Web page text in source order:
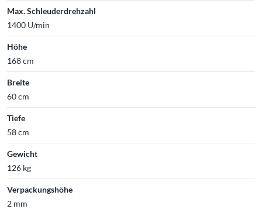
Max. Schleuderdrehzahl
1400 U/min
Höhe
168 cm
Breite
60 cm
Tiefe
58 cm
Gewicht
126 kg
Verpackungshöhe
2 mm